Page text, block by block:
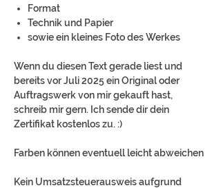
Format
Technik und Papier
sowie ein kleines Foto des Werkes
Wenn du diesen Text gerade liest und
bereits vor Juli 2025 ein Original oder
Auftragswerk von mir gekauft hast,
schreib mir gern. Ich sende dir dein
Zertifikat kostenlos zu. :)
Farben können eventuell leicht abweichen
Kein Umsatzsteuerausweis aufgrund